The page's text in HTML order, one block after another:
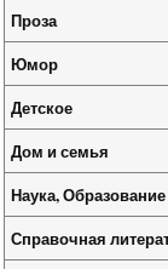
Проза
Юмор
Детское
Дом и семья
Наука, Образование
Справочная